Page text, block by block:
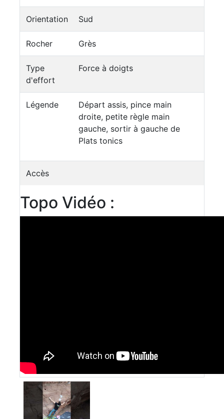
Orientation Sud
Rocher Grès
Type
d'effort
Force à doigts
Légende
Départ assis, pince main
droite, petite règle main
gauche, sortir à gauche de
Plats tonics
Accès
Topo Vidéo :